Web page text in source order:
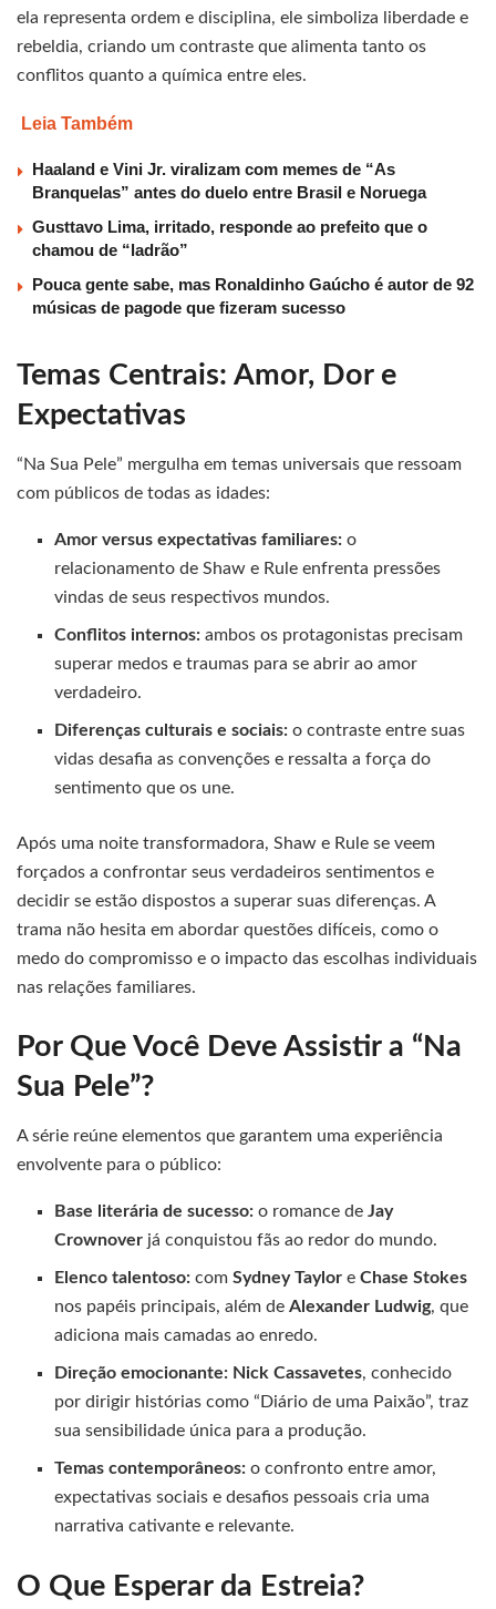
ela representa ordem e disciplina, ele simboliza liberdade e
rebeldia, criando um contraste que alimenta tanto os
conflitos quanto a química entre eles.
Leia Também
Haaland e Vini Jr. viralizam com memes de “As
Branquelas” antes do duelo entre Brasil e Noruega
Gusttavo Lima, irritado, responde ao prefeito que o
chamou de “ladrão”
Pouca gente sabe, mas Ronaldinho Gaúcho é autor de 92
músicas de pagode que fizeram sucesso
Temas Centrais: Amor, Dor e
Expectativas
“Na Sua Pele” mergulha em temas universais que ressoam
com públicos de todas as idades:
Amor versus expectativas familiares: o
relacionamento de Shaw e Rule enfrenta pressões
vindas de seus respectivos mundos.
Conflitos internos: ambos os protagonistas precisam
superar medos e traumas para se abrir ao amor
verdadeiro.
Diferenças culturais e sociais: o contraste entre suas
vidas desafia as convenções e ressalta a força do
sentimento que os une.
Após uma noite transformadora, Shaw e Rule se veem
forçados a confrontar seus verdadeiros sentimentos e
decidir se estão dispostos a superar suas diferenças. A
trama não hesita em abordar questões difíceis, como o
medo do compromisso e o impacto das escolhas individuais
nas relações familiares.
Por Que Você Deve Assistir a “Na
Sua Pele”?
A série reúne elementos que garantem uma experiência
envolvente para o público:
Base literária de sucesso: o romance deJay
Crownover já conquistou fãs ao redor do mundo.
Elenco talentoso: comSydney Taylor eChase Stokes
nos papéis principais, além deAlexander Ludwig, que
adiciona mais camadas ao enredo.
Direção emocionante: Nick Cassavetes, conhecido
por dirigir histórias como “Diário de uma Paixão”, traz
sua sensibilidade única para a produção.
Temas contemporâneos: o confronto entre amor,
expectativas sociais e desafios pessoais cria uma
narrativa cativante e relevante.
O Que Esperar da Estreia?